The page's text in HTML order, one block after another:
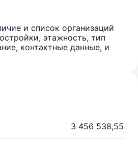
и список организаций
этажность, тип
контактные данные, и
3 456 538,55